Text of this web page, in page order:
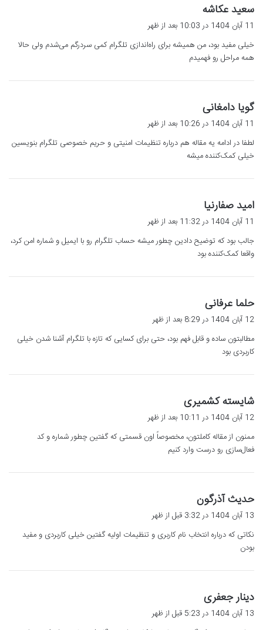
سعید عکاشه
ف
ت
:
11 آبان 1404 در 10:03 بعد از ظهر
خیلی مفید بود، من همیشه برای راه‌اندازی تلگرام کمی سردرگم می‌شدم ولی حالا
همه مراحل رو فهمیدم
گویا دامغانی
ت
:
11 آبان 1404 در 10:26 بعد از ظهر
لطفا در ادامه یه مقاله هم درباره تنظیمات امنیتی و حریم خصوصی تلگرام بنویسین
خیلی کمک‌کننده میشه
امید صفارنیا
ت
:
11 آبان 1404 در 11:32 بعد از ظهر
جالب بود که توضیح دادین چطور میشه حساب تلگرام رو با ایمیل و شماره امن کرد،
واقعا کمک‌کننده بود
حلما عرفانی
ت
:
12 آبان 1404 در 8:29 بعد از ظهر
مطالبتون ساده و قابل فهم بود، حتی برای کسایی که تازه با تلگرام آشنا شدن خیلی
کاربردی بود
شایسته کشمیری
ف
ت
:
12 آبان 1404 در 10:11 بعد از ظهر
ممنون از مقاله کاملتون، مخصوصاً اون قسمتی که گفتین چطور شماره و کد
فعال‌سازی رو درست وارد کنیم
حدیث آذرگون
ف
:
13 آبان 1404 در 3:32 قبل از ظهر
نکاتی که درباره انتخاب نام کاربری و تنظیمات اولیه گفتین خیلی کاربردی و مفید
بودن
دینار جعفری
ت
13 آبان 1404 در 5:23 قبل از ظهر